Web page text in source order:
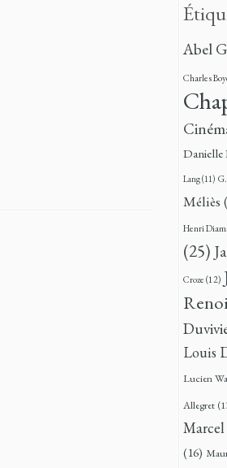
Abel
Charles
Lang(11)
Méliès
Henri
(25)
Croze (12)
Louis
Lucien
Allegret
(16)